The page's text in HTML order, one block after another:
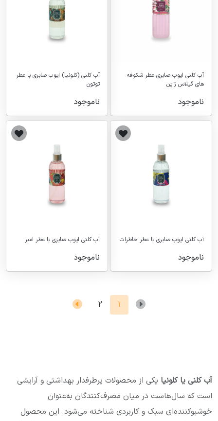
آب کلنی ایوب صابری عطر شکوفه
های گیلاس ژاپن
ناموجود
آب کلنی (کلونیا) ایوب صابری با عطر
توتون
ناموجود
آب کلنی ایوب صابری با عطر خاطرات
ناموجود
آب کلنی ایوب صابری با عطر امبر
ناموجود
1
2
آب کلنی یا کلونیا یکی از محصولات پرطرفدار بهداشتی و آرایشی
است که سال‌هاست در میان مصرف‌کنندگان به‌عنوان
خوشبوکننده‌ای سبک و کاربردی شناخته می‌شود. این محصول